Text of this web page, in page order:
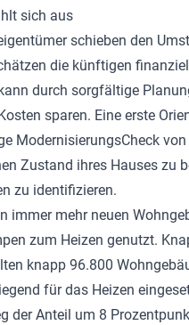
sich aus
schieben den
die künftigen
durch sorgfältige
sparen. Eine erste
ModernisierungsCheck
Zustand ihres Hauses zu
zu identifizieren.
immer mehr neuen
zum Heizen genutzt.
knapp 96.800
für das Heizen
der Anteil um 8